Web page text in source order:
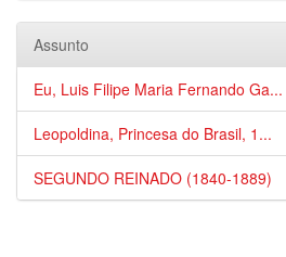
Assunto
Eu, Luis Filipe Maria Fernando Ga...
Leopoldina, Princesa do Brasil, 1...
SEGUNDO REINADO (1840-1889)